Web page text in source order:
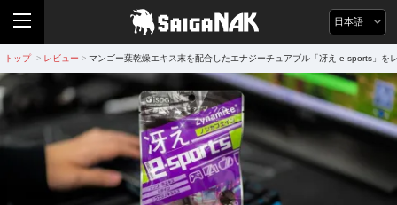
日本語
トップ > レビュー > マンゴー葉乾燥エキス末を配合したエナジーチュアブル「冴え e-sports」を